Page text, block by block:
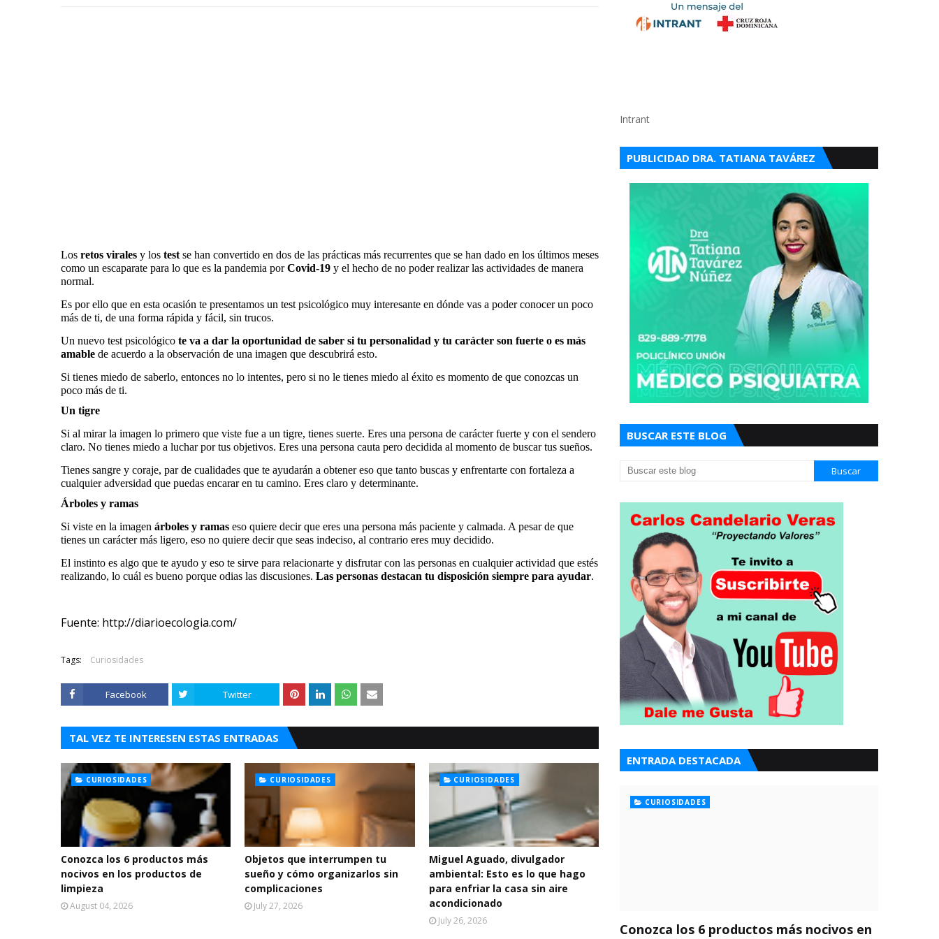
Los retos virales y los test se han convertido en dos de las prácticas más recurrentes que se han dado en los últimos meses
como un escaparate para lo que es la pandemia porCovid-19 y el hecho de no poder realizar las actividades de manera
normal.
Es por ello que en esta ocasión te presentamos un test psicológico muy interesante en dónde vas a poder conocer un poco
más de ti, de una forma rápida y fácil, sin trucos.
Un nuevo test psicológico te va a dar la oportunidad de saber si tu personalidad y tu carácter son fuerte o es más
amable de acuerdo a la observación de una imagen que descubrirá esto.
Si tienes miedo de saberlo, entonces no lo intentes, pero si no le tienes miedo al éxito es momento de que conozcas un
poco más de ti.
Un tigre
Si al mirar la imagen lo primero que viste fue a un tigre, tienes suerte. Eres una persona de carácter fuerte y con el sendero
claro. No tienes miedo a luchar por tus objetivos. Eres una persona cauta pero decidida al momento de buscar tus sueños.
Tienes sangre y coraje, par de cualidades que te ayudarán a obtener eso que tanto buscas y enfrentarte con fortaleza a
cualquier adversidad que puedas encarar en tu camino. Eres claro y determinante.
Árboles y ramas
Si viste en la imagen árboles y ramas eso quiere decir que eres una persona más paciente y calmada. A pesar de que
tienes un carácter más ligero, eso no quiere decir que seas indeciso, al contrario eres muy decidido.
El instinto es algo que te ayudo y eso te sirve para relacionarte y disfrutar con las personas en cualquier actividad que estés
realizando, lo cuál es bueno porque odias las discusiones. Las personas destacan tu disposición siempre para ayudar.
Fuente: http://diarioecologia.com/
Tags: Curiosidades
Facebook Twitter
TAL VEZ TE INTERESEN ESTAS ENTRADAS
CURIOSIDADES
Conozca los 6 productos más
nocivos en los productos de
limpieza
August 04, 2026
CURIOSIDADES
Objetos que interrumpen tu
sueño y cómo organizarlos sin
complicaciones
July 27, 2026
CURIOSIDADES
Miguel Aguado, divulgador
ambiental: Esto es lo que hago
para enfriar la casa sin aire
acondicionado
July 26, 2026
Intrant
PUBLICIDAD DRA. TATIANA TAVÁREZ
BUSCAR ESTE BLOG
ENTRADA DESTACADA
CURIOSIDADES
Conozca los 6 productos más nocivos en